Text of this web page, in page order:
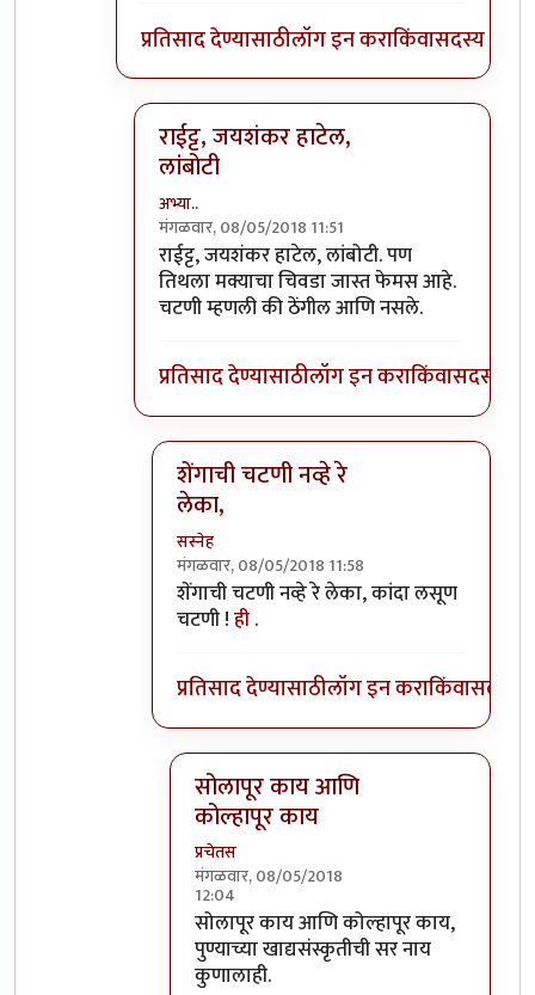
प्रतिसाद देण्यासाठीलॉग इन कराकिंवासदस्य व्हा
राईट्ट, जयशंकर हाटेल,
लांबोटी
अभ्या..
मंगळवार, 08/05/2018 11:51
In reply toकपबशीवाली चटणी ना ??
राईट्ट, जयशंकर हाटेल, लांबोटी. पण
तिथला मक्याचा चिवडा जास्त फेमस आहे.
चटणी म्हणली की ठेंगील आणि नसले.
प्रतिसाद देण्यासाठीलॉग इन कराकिंवासदस्य व्हा
शेंगाची चटणी नव्हे रे
लेका,
सस्नेह
मंगळवार, 08/05/2018 11:58
In reply toराईट्ट, जयशंकर हाटेल, लांबोटी
शेंगाची चटणी नव्हे रे लेका, कांदा लसूण
चटणी !ही.
प्रतिसाद देण्यासाठीलॉग इन कराकिंवासदस्य
सोलापूर काय आणि
कोल्हापूर काय
प्रचेतस
मंगळवार, 08/05/2018
12:04
In reply toशेंगाची चटणी नव्हे रे लेका,
सोलापूर काय आणि कोल्हापूर काय,
पुण्याच्या खाद्यसंस्कृतीची सर नाय
कुणालाही.